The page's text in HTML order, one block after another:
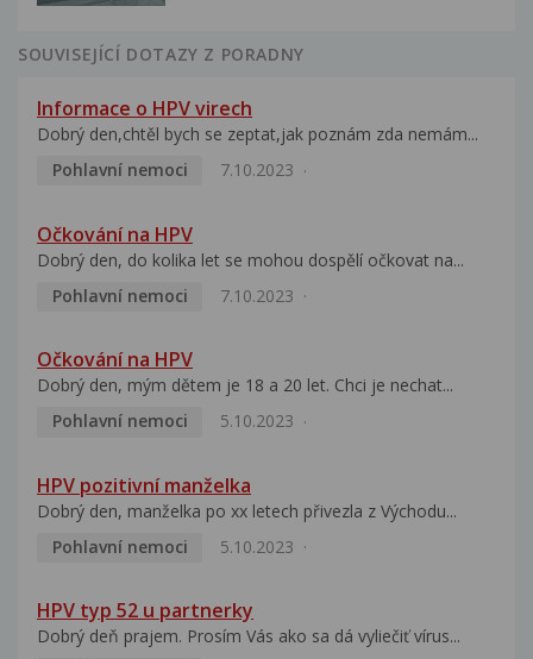
SOUVISEJÍCÍ DOTAZY Z PORADNY
Informace o HPV virech
Dobrý den,chtěl bych se zeptat,jak poznám zda nemám...
Pohlavní nemoci
7.10.2023
Očkování na HPV
Dobrý den, do kolika let se mohou dospělí očkovat na...
Pohlavní nemoci
7.10.2023
Očkování na HPV
Dobrý den, mým dětem je 18 a 20 let. Chci je nechat...
Pohlavní nemoci
5.10.2023
HPV pozitivní manželka
Dobrý den, manželka po xx letech přivezla z Východu...
Pohlavní nemoci
5.10.2023
HPV typ 52 u partnerky
Dobrý deň prajem. Prosím Vás ako sa dá vyliečiť vírus...